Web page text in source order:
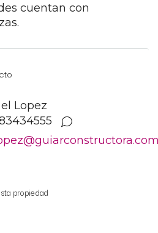
cuentan con
Lopez
propiedad